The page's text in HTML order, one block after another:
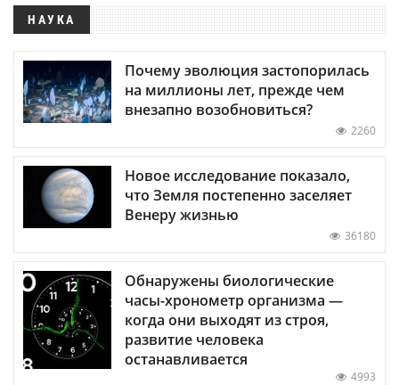
НАУКА
Почему эволюция застопорилась
на миллионы лет, прежде чем
внезапно возобновиться?
2260
Новое исследование показало,
что Земля постепенно заселяет
Венеру жизнью
36180
Обнаружены биологические
часы-хронометр организма —
когда они выходят из строя,
развитие человека
останавливается
4993